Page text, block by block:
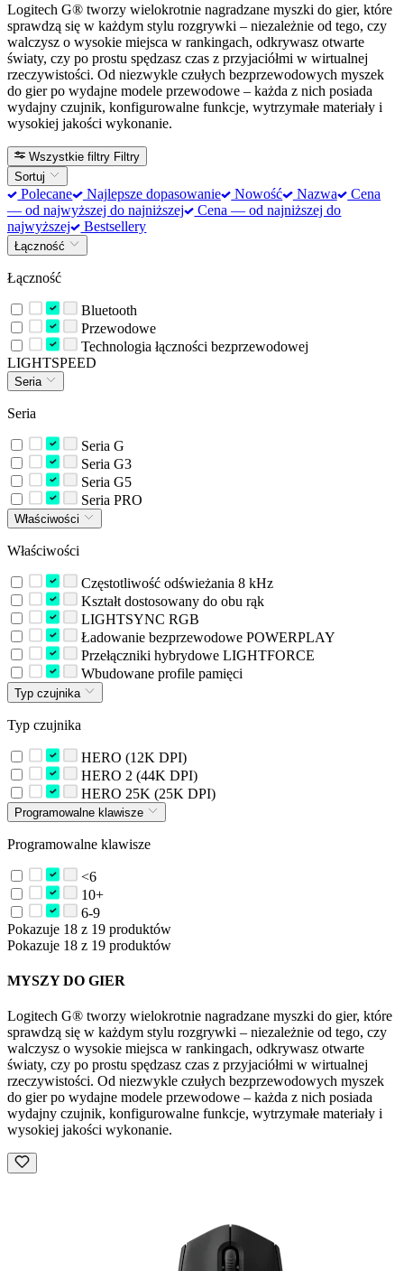
Logitech G® tworzy wielokrotnie nagradzane myszki do gier, które
sprawdzą się w każdym stylu rozgrywki – niezależnie od tego, czy
walczysz o wysokie miejsca w rankingach, odkrywasz otwarte
światy, czy po prostu spędzasz czas z przyjaciółmi w wirtualnej
rzeczywistości. Od niezwykle czułych bezprzewodowych myszek
do gier po wydajne modele przewodowe – każda z nich posiada
wydajny czujnik, konfigurowalne funkcje, wytrzymałe materiały i
wysokiej jakości wykonanie.
Wszystkie filtry Filtry
Sortuj
Polecane Najlepsze dopasowanie Nowość Nazwa
Cena
— od najwyższej do najniższej
Cena — od najniższej do
najwyższej
Bestsellery
Łączność
Łączność
Bluetooth
Przewodowe
Technologia łączności bezprzewodowej
LIGHTSPEED
Seria
Seria
Seria G
Seria G3
Seria G5
Seria PRO
Właściwości
Właściwości
Częstotliwość odświeżania 8 kHz
Kształt dostosowany do obu rąk
LIGHTSYNC RGB
Ładowanie bezprzewodowe POWERPLAY
Przełączniki hybrydowe LIGHTFORCE
Wbudowane profile pamięci
Typ czujnika
Typ czujnika
HERO (12K DPI)
HERO 2 (44K DPI)
HERO 25K (25K DPI)
Programowalne klawisze
Programowalne klawisze
<6
10+
6-9
Pokazuje 18 z 19 produktów
Pokazuje 18 z 19 produktów
MYSZY DO GIER
Logitech G® tworzy wielokrotnie nagradzane myszki do gier, które
sprawdzą się w każdym stylu rozgrywki – niezależnie od tego, czy
walczysz o wysokie miejsca w rankingach, odkrywasz otwarte
światy, czy po prostu spędzasz czas z przyjaciółmi w wirtualnej
rzeczywistości. Od niezwykle czułych bezprzewodowych myszek
do gier po wydajne modele przewodowe – każda z nich posiada
wydajny czujnik, konfigurowalne funkcje, wytrzymałe materiały i
wysokiej jakości wykonanie.